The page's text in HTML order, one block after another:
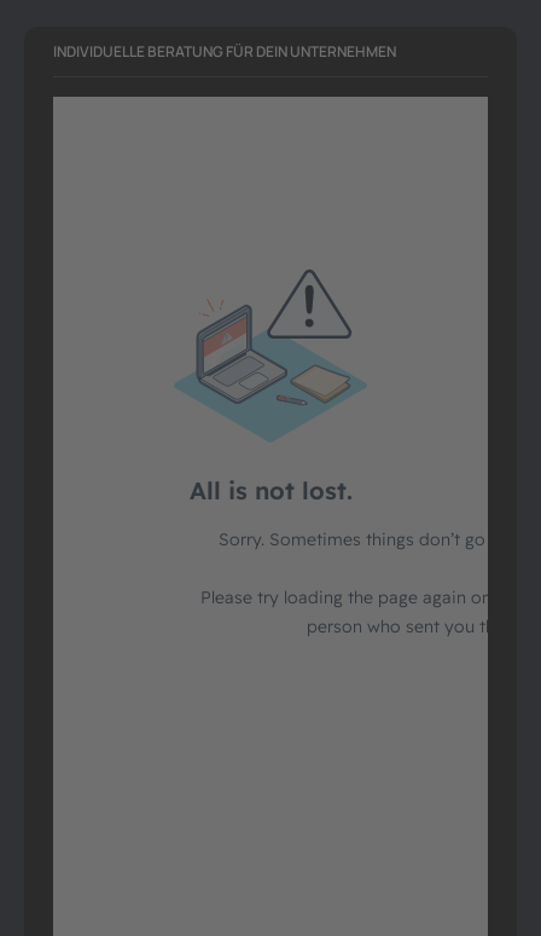
INDIVIDUELLE BERATUNG FÜR DEIN UNTERNEHMEN